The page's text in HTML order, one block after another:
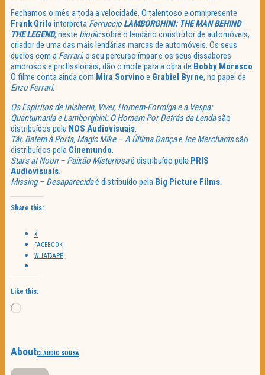
Fechamos o mês a toda a velocidade. O talentoso e omnipresente
Frank Grilo interpreta Ferruccio LAMBORGHINI: THE MAN BEHIND
THE LEGEND, neste biopicsobre o lendário construtor de automóveis,
criador de uma das mais lendárias marcas de automóveis. Os seus
duelos com a Ferrari, o seu percurso ímpar e os seus dissabores
amorosos e profissionais, dão o mote para a obra de Bobby Moresco.
O filme conta ainda com Mira Sorvino e Grabiel Byrne, no papel de
Enzo Ferrari.
Os Espíritos de Inisherin, Viver, Homem-Formiga e a Vespa:
Quantumania e Lamborghini: O Homem Por Detrás da Lendasão
distribuídos pela NOS Audiovisuais.
Tár, Batem à Porta, Magic Mike – A Última Dançae Ice Merchantssão
distribuídos pela Cinemundo.
Stars at Noon – Paixão Misteriosaé distribuído pela PRIS
Audiovisuais.
Missing – Desaparecidaé distribuído pela Big Picture Films.
Share this:
X
FACEBOOK
WHATSAPP
Like this:
Loading…
AboutCLAUDIO SOUSA